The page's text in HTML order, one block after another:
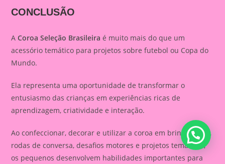
CONCLUSÃO
ACoroa Seleção Brasileira é muito mais do que um
acessório temático para projetos sobre futebol ou Copa do
Mundo.
Ela representa uma oportunidade de transformar o
entusiasmo das crianças em experiências ricas de
aprendizagem, criatividade e interação.
Ao confeccionar, decorar e utilizar a coroa em brincadeiras,
rodas de conversa, desafios motores e projetos temáticos,
os pequenos desenvolvem habilidades importantes para